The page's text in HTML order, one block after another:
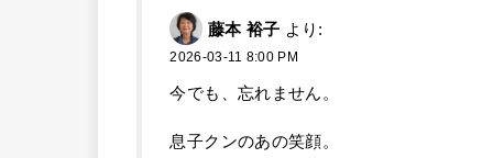
藤本 裕子 より:
2026-03-11 8:00 PM
今でも、忘れません。
息子クンのあの笑顔。